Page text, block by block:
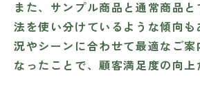
また、サンプル商品と通常商品
法を使い分けているような傾向
況やシーンに合わせて最適なご案
なったことで、顧客満足度の向上